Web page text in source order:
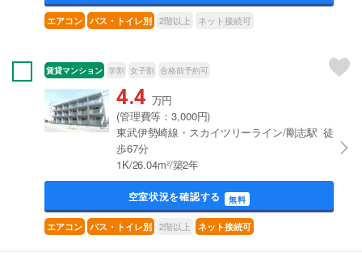
エアコン バス・トイレ別 2階以上 ネット接続可
賃貸マンション 学割 女子割 合格前予約可
4.4 万円
(管理費等：3,000円)
東武伊勢崎線・スカイツリーライン/剛志駅 徒
歩67分
1K/26.04m²/築2年
空室状況を確認する 無料
エアコン バス・トイレ別 2階以上 ネット接続可